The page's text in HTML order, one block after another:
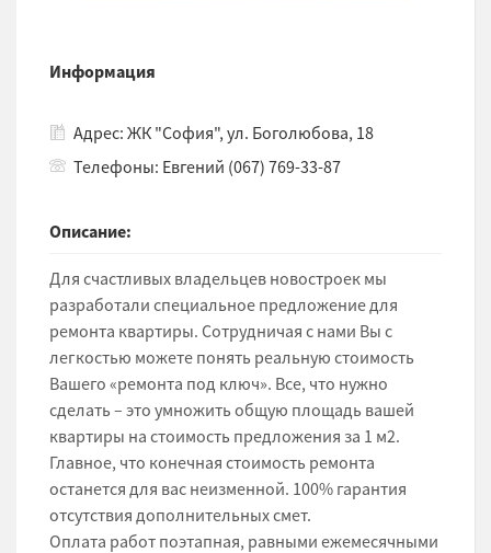
Информация
Адрес: ЖК "София", ул. Боголюбова, 18
Телефоны: Евгений (067) 769-33-87
Описание:
Для счастливых владельцев новостроек мы
разработали специальное предложение для
ремонта квартиры. Сотрудничая с нами Вы с
легкостью можете понять реальную стоимость
Вашего «ремонта под ключ». Все, что нужно
сделать – это умножить общую площадь вашей
квартиры на стоимость предложения за 1 м2.
Главное, что конечная стоимость ремонта
останется для вас неизменной. 100% гарантия
отсутствия дополнительных смет.
Оплата работ поэтапная, равными ежемесячными